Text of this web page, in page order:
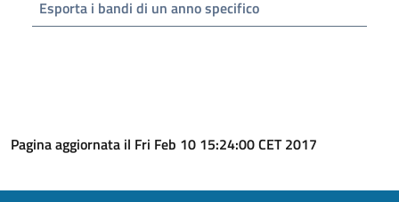
Esporta i bandi di un anno specifico
Pagina aggiornata il Fri Feb 10 15:24:00 CET 2017